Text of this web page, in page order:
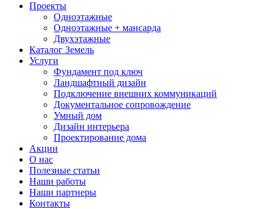
Проекты
Одноэтажные
Одноэтажные + мансарда
Двухэтажные
Каталог Земель
Услуги
Фундамент под ключ
Ландшафтный дизайн
Подключение внешних коммуникаций
Документальное сопровождение
Умный дом
Дизайн интерьера
Проектирование дома
Акции
О нас
Полезные статьи
Наши работы
Наши партнеры
Контакты